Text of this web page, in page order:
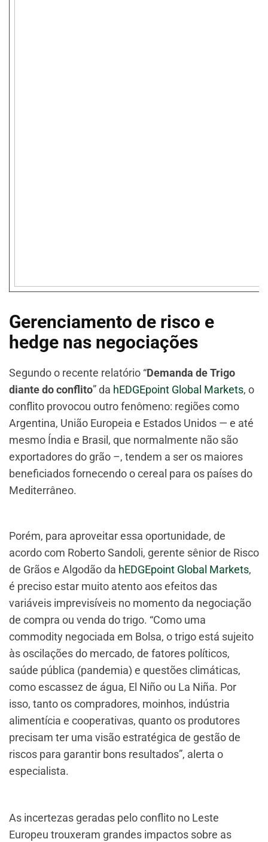
Gerenciamento de risco e
hedge nas negociações
Segundo o recente relatório “Demanda de Trigo
diante do conflito” da hEDGEpoint Global Markets, o
conflito provocou outro fenômeno: regiões como
Argentina, União Europeia e Estados Unidos — e até
mesmo Índia e Brasil, que normalmente não são
exportadores do grão –, tendem a ser os maiores
beneficiados fornecendo o cereal para os países do
Mediterrâneo.
Porém, para aproveitar essa oportunidade, de
acordo com Roberto Sandoli, gerente sênior de Risco
de Grãos e Algodão da hEDGEpoint Global Markets,
é preciso estar muito atento aos efeitos das
variáveis imprevisíveis no momento da negociação
de compra ou venda do trigo. “Como uma
commodity negociada em Bolsa, o trigo está sujeito
às oscilações do mercado, de fatores políticos,
saúde pública (pandemia) e questões climáticas,
como escassez de água, El Niño ou La Niña. Por
isso, tanto os compradores, moinhos, indústria
alimentícia e cooperativas, quanto os produtores
precisam ter uma visão estratégica de gestão de
riscos para garantir bons resultados”, alerta o
especialista.
As incertezas geradas pelo conflito no Leste
Europeu trouxeram grandes impactos sobre as